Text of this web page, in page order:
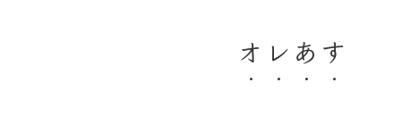
オレあす